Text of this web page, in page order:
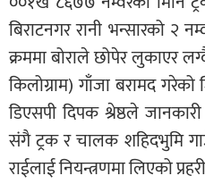
बिराटनगर रानी भन्सारको २
क्रममा बोराले छोपेर लुकाएर
किलोग्राम) गाँजा बरामद गरेको
डिएसपी दिपक श्रेष्ठले
संगै ट्रक र चालक शहिदभुमि
राईलाई नियन्त्रणमा लिएको